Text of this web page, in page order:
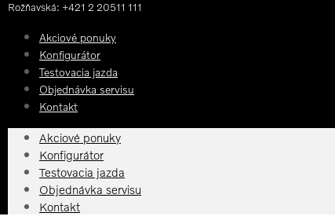
Rožňavská: +421 2 20511 111
Akciové ponuky
Konfigurátor
Testovacia jazda
Objednávka servisu
Kontakt
Akciové ponuky
Konfigurátor
Testovacia jazda
Objednávka servisu
Kontakt